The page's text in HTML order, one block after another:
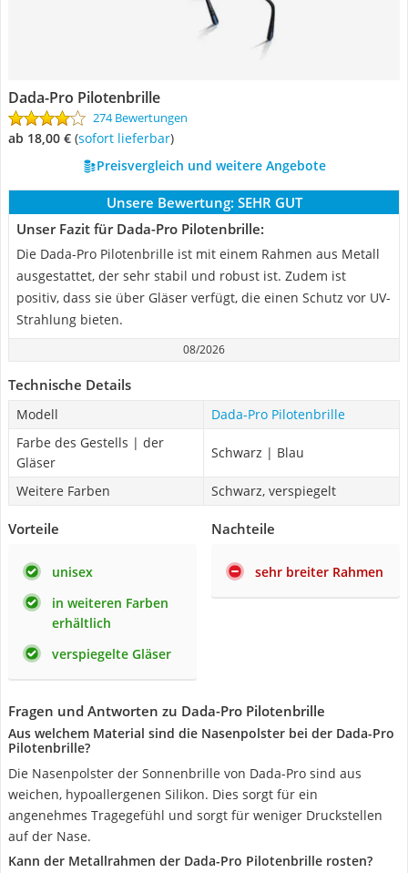
Dada-Pro Pilotenbrille
274 Bewertungen
ab 18,00 € ( Sofort lieferbar)
Preisvergleich und weitere Angebote
Unsere Bewertung: SEHR GUT
Unser Fazit für Dada-Pro Pilotenbrille:
Die Dada-Pro Pilotenbrille ist mit einem Rahmen aus Metall
ausgestattet, der sehr stabil und robust ist. Zudem ist
positiv, dass sie über Gläser verfügt, die einen Schutz vor UV-
Strahlung bieten.
08/2026
Technische Details
Modell
Dada-Pro Pilotenbrille
Farbe des Gestells | der
Gläser
Schwarz | Blau
Weitere Farben Schwarz, verspiegelt
Vorteile
unisex
in weiteren Farben
erhältlich
verspiegelte Gläser
Nachteile
sehr breiter Rahmen
Fragen und Antworten zu Dada-Pro Pilotenbrille
Aus welchem Material sind die Nasenpolster bei der Dada-Pro
Pilotenbrille?
Die Nasenpolster der Sonnenbrille von Dada-Pro sind aus
weichen, hypoallergenen Silikon. Dies sorgt für ein
angenehmes Tragegefühl und sorgt für weniger Druckstellen
auf der Nase.
Kann der Metallrahmen der Dada-Pro Pilotenbrille rosten?